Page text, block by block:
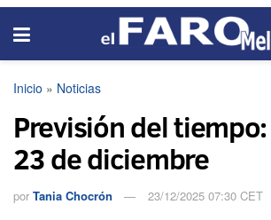
Inicio » Noticias
Previsión del
23 de diciembre
por Tania Chocrón 23/12/2025 07:30 CET